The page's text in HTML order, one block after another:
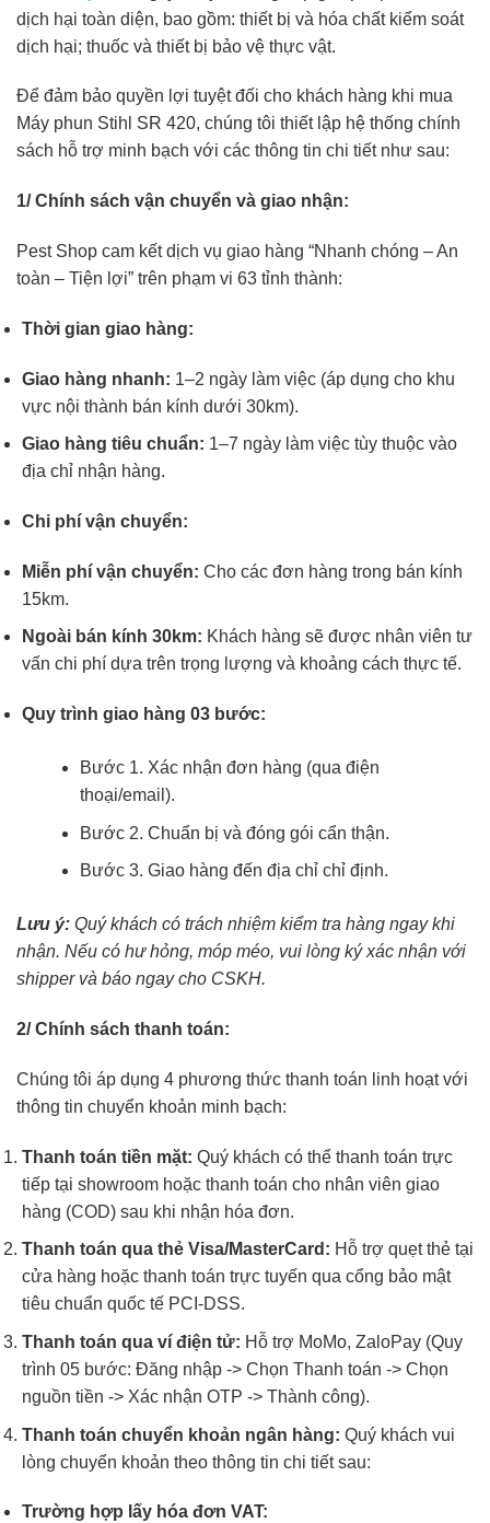
dịch hại toàn diện, bao gồm: thiết bị và hóa chất kiểm soát
dịch hại; thuốc và thiết bị bảo vệ thực vật.
Để đảm bảo quyền lợi tuyệt đối cho khách hàng khi mua
Máy phun Stihl SR 420, chúng tôi thiết lập hệ thống chính
sách hỗ trợ minh bạch với các thông tin chi tiết như sau:
1/ Chính sách vận chuyển và giao nhận:
Pest Shop cam kết dịch vụ giao hàng “Nhanh chóng – An
toàn – Tiện lợi” trên phạm vi 63 tỉnh thành:
Thời gian giao hàng:
Giao hàng nhanh: 1–2 ngày làm việc (áp dụng cho khu
vực nội thành bán kính dưới 30km).
Giao hàng tiêu chuẩn: 1–7 ngày làm việc tùy thuộc vào
địa chỉ nhận hàng.
Chi phí vận chuyển:
Miễn phí vận chuyển: Cho các đơn hàng trong bán kính
15km.
Ngoài bán kính 30km: Khách hàng sẽ được nhân viên tư
vấn chi phí dựa trên trọng lượng và khoảng cách thực tế.
Quy trình giao hàng 03 bước:
Bước 1. Xác nhận đơn hàng (qua điện
thoại/email).
Bước 2. Chuẩn bị và đóng gói cẩn thận.
Bước 3. Giao hàng đến địa chỉ chỉ định.
Lưu ý: Quý khách có trách nhiệm kiểm tra hàng ngay khi
nhận. Nếu có hư hỏng, móp méo, vui lòng ký xác nhận với
shipper và báo ngay cho CSKH.
2/ Chính sách thanh toán:
Chúng tôi áp dụng 4 phương thức thanh toán linh hoạt với
thông tin chuyển khoản minh bạch:
Thanh toán tiền mặt: Quý khách có thể thanh toán trực
tiếp tại showroom hoặc thanh toán cho nhân viên giao
hàng (COD) sau khi nhận hóa đơn.
Thanh toán qua thẻ Visa/MasterCard: Hỗ trợ quẹt thẻ tại
cửa hàng hoặc thanh toán trực tuyến qua cổng bảo mật
tiêu chuẩn quốc tế PCI-DSS.
Thanh toán qua ví điện tử: Hỗ trợ MoMo, ZaloPay (Quy
trình 05 bước: Đăng nhập -> Chọn Thanh toán -> Chọn
nguồn tiền -> Xác nhận OTP -> Thành công).
Thanh toán chuyển khoản ngân hàng: Quý khách vui
lòng chuyển khoản theo thông tin chi tiết sau:
Trường hợp lấy hóa đơn VAT: